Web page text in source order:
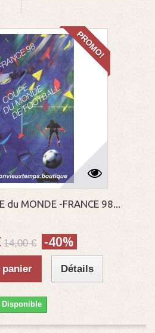
PROMO!
du MONDE -FRANCE 98...
14,00 € -40%
Détails
Disponible